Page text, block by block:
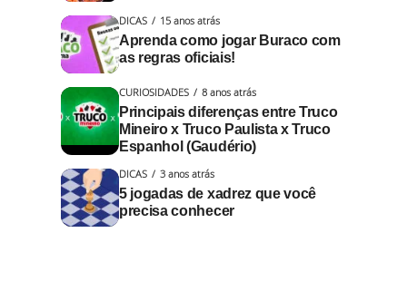
DICAS 15 anos atrás
Aprenda como jogar Buraco com
as regras oficiais!
CURIOSIDADES 8 anos atrás
Principais diferenças entre Truco
Mineiro x Truco Paulista x Truco
Espanhol (Gaudério)
DICAS 3 anos atrás
5 jogadas de xadrez que você
precisa conhecer